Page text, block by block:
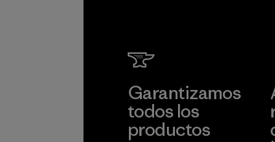
Garantizamos
todos los
productos